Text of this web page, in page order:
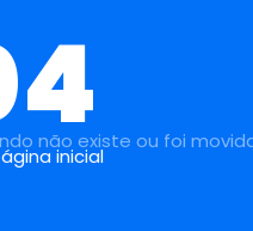
não existe ou foi
inicial